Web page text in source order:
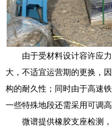
由于受材料设计容许应
大，不适宜运营期的更换，
构的耐久性；同时由于高速
一些特殊地段还需采用可调高
微谱提供橡胶支座检测